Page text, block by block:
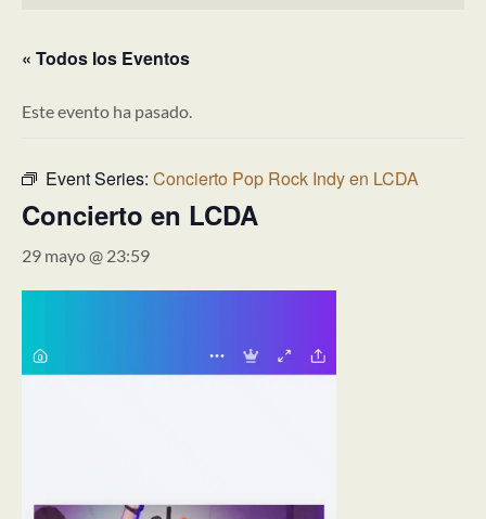
« Todos los Eventos
Este evento ha pasado.
Event Series: Concierto Pop Rock Indy en LCDA
Concierto en LCDA
29 mayo @ 23:59